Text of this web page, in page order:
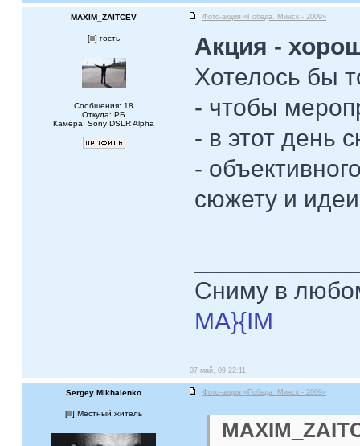
MAXIM_ZAITCEV Фото-акция «Победа. Минск - 2009»
[ ] гость
Сообщения: 18
Откуда: PБ
Камера: Sony DSLR Alpha
Акция -
Хотелось бы
- чтобы
- в этот день
-
сюжету и
Сниму в
MA}{IM
07 май, 09 22:11
Sergey Mikhalenko Фото-акция «Победа. Минск - 2009»
[ ] Местный житель